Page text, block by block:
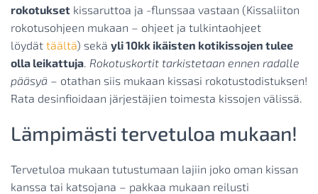
rokotukset kissaruttoa ja -flunssaa vastaan (Kissaliiton
rokotusohjeen mukaan – ohjeet ja tulkintaohjeet
löydät täältä) sekä yli 10kk ikäisten kotikissojen tulee
olla leikattuja. Rokotuskortit tarkistetaan ennen radalle
pääsyä – otathan siis mukaan kissasi rokotustodistuksen!
Rata desinfioidaan järjestäjien toimesta kissojen välissä.
Lämpimästi tervetuloa mukaan!
Tervetuloa mukaan tutustumaan lajiin joko oman kissan
kanssa tai katsojana – pakkaa mukaan reilusti